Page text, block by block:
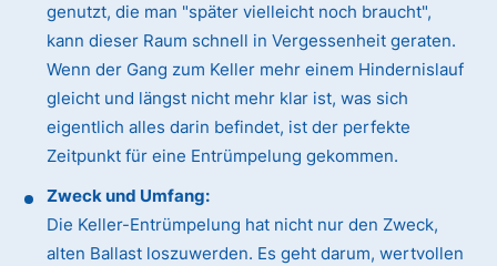
genutzt, die man "später vielleicht noch braucht",
kann dieser Raum schnell in Vergessenheit geraten.
Wenn der Gang zum Keller mehr einem Hindernislauf
gleicht und längst nicht mehr klar ist, was sich
eigentlich alles darin befindet, ist der perfekte
Zeitpunkt für eine Entrümpelung gekommen.
Zweck und Umfang:
Die Keller-Entrümpelung hat nicht nur den Zweck,
alten Ballast loszuwerden. Es geht darum, wertvollen